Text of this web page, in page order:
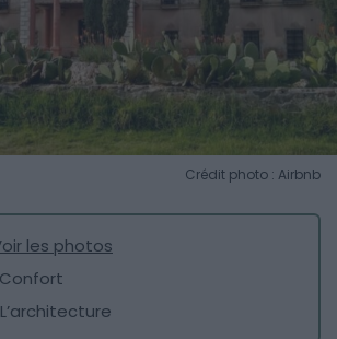
Crédit photo : Airbnb
les photos
Confort
L’architecture